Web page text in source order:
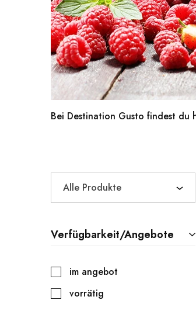
Bei Destination Gusto findest du
Alle Produkte
Verfügbarkeit/Angebote
im angebot
vorrätig